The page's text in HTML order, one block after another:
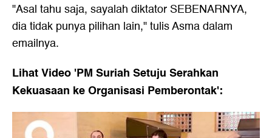
"Asal tahu saja, sayalah diktator SEBENARNYA,
dia tidak punya pilihan lain," tulis Asma dalam
emailnya.
Lihat Video 'PM Suriah Setuju Serahkan
Kekuasaan ke Organisasi Pemberontak':